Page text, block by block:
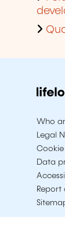
Who
Legal
Data
Report